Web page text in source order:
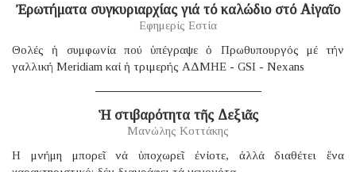
Ἐρωτήματα συγκυριαρχίας γιά τό καλώδιο στό Αἰγαῖο
Εφημερίς Εστία
Θολές ἡ συμφωνία πού ὑπέγραψε ὁ Πρωθυπουργός μέ τήν
γαλλική Μeridiam καί ἡ τριμερής ΑΔΜΗΕ - GSI - Nexans
Ἡ στιβαρότητα τῆς Δεξιᾶς
Μανώλης Κοττάκης
H μνήμη μπορεῖ νά ὑποχωρεῖ ἐνίοτε, ἀλλά διαθέτει ἕνα